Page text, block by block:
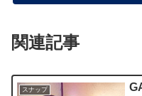
関連記事
スナップ